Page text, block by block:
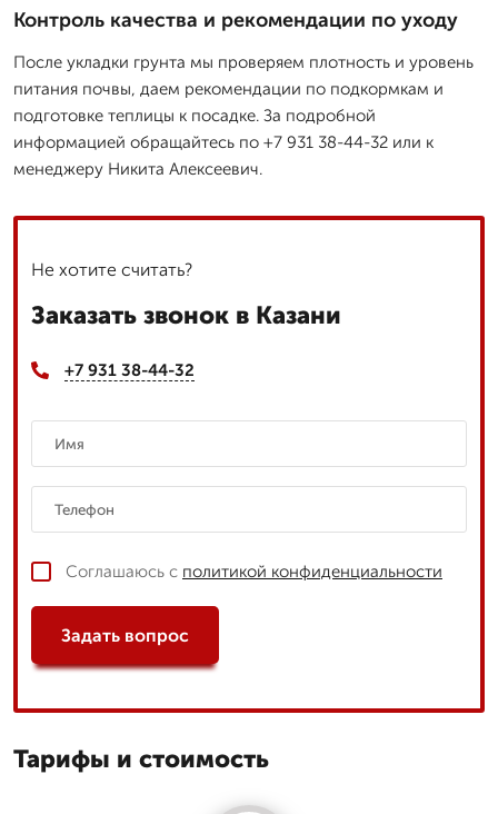
Контроль качества и рекомендации по уходу
После укладки грунта мы проверяем плотность и уровень
питания почвы, даем рекомендации по подкормкам и
подготовке теплицы к посадке. За подробной
информацией обращайтесь по +7 931 38-44-32 или к
менеджеру Никита Алексеевич.
Не хотите считать?
Заказать звонок в Казани
+7 931 38-44-32
Соглашаюсь с политикой конфиденциальности
Задать вопрос
Тарифы и стоимость